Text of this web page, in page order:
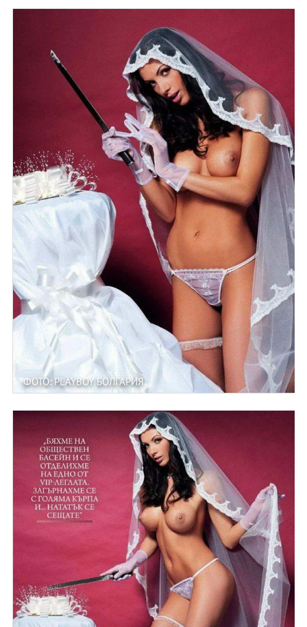
ФОТО: PLAYBOY БОЛГАРИЯ